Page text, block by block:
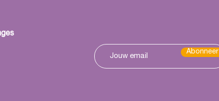
and
Abonneer